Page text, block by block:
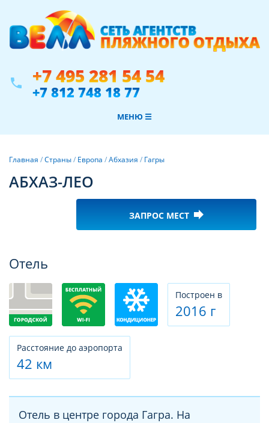
phone +7 495 281 54 54
+7 812 748 18 77
МЕНЮ ☰
Главная /Страны/ Европа /Абхазия / Гагры
АБХАЗ-ЛЕО
ЗАПРОС МЕСТ forward
Отель
Построен в
2016 г
Расстояние до аэропорта
42 км
Отель в центре города Гагра. На